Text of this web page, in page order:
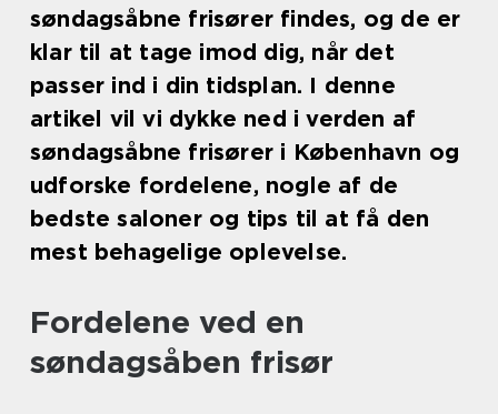
søndagsåbne frisører findes, og de er
klar til at tage imod dig, når det
passer ind i din tidsplan. I denne
artikel vil vi dykke ned i verden af
søndagsåbne frisører i København og
udforske fordelene, nogle af de
bedste saloner og tips til at få den
mest behagelige oplevelse.
Fordelene ved en
søndagsåben frisør